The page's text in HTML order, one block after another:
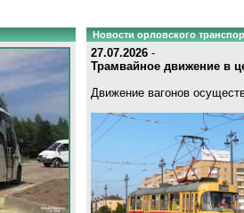
Новости орловского
27.07.2026 -
Трамвайное движение в
Движение вагонов